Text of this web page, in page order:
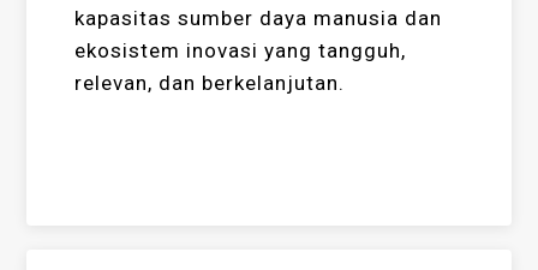
kapasitas sumber daya manusia dan
ekosistem inovasi yang tangguh,
relevan, dan berkelanjutan.